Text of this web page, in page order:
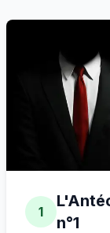
1
n°1